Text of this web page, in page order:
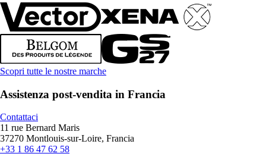
Scopri tutte le nostre marche
Assistenza post-vendita in Francia
Contattaci
11 rue Bernard Maris
37270 Montlouis-sur-Loire, Francia
+33 1 86 47 62 58